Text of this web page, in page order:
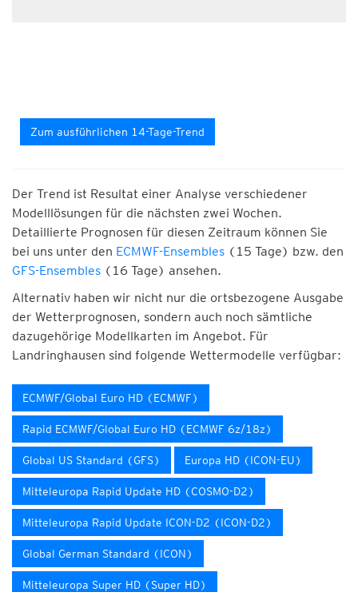
Zum ausführlichen 14-Tage-Trend
Der Trend ist Resultat einer Analyse verschiedener
Modelllösungen für die nächsten zwei Wochen.
Detaillierte Prognosen für diesen Zeitraum können Sie
bei uns unter den ECMWF-Ensembles (15 Tage) bzw. den
GFS-Ensembles (16 Tage) ansehen.
Alternativ haben wir nicht nur die ortsbezogene Ausgabe
der Wetterprognosen, sondern auch noch sämtliche
dazugehörige Modellkarten im Angebot. Für
Landringhausen sind folgende Wettermodelle verfügbar:
ECMWF/Global Euro HD (ECMWF)
Rapid ECMWF/Global Euro HD (ECMWF 6z/18z)
Global US Standard (GFS) Europa HD (ICON-EU)
Mitteleuropa Rapid Update HD (COSMO-D2)
Mitteleuropa Rapid Update ICON-D2 (ICON-D2)
Global German Standard (ICON)
Mitteleuropa Super HD (Super HD)